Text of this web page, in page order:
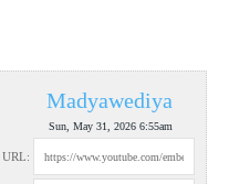
Madyawediya
Sun, May 31, 2026 6:55am
URL: